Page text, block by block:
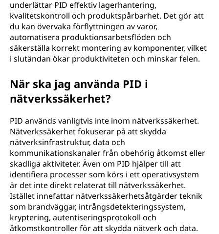
underlättar PID effektiv lagerhantering,
kvalitetskontroll och produktspårbarhet. Det gör att
du kan övervaka förflyttningen av varor,
automatisera produktionsarbetsflöden och
säkerställa korrekt montering av komponenter, vilket
i slutändan ökar produktiviteten och minskar felen.
När ska jag använda PID i
nätverkssäkerhet?
PID används vanligtvis inte inom nätverkssäkerhet.
Nätverkssäkerhet fokuserar på att skydda
nätverksinfrastruktur, data och
kommunikationskanaler från obehörig åtkomst eller
skadliga aktiviteter. Även om PID hjälper till att
identifiera processer som körs i ett operativsystem
är det inte direkt relaterat till nätverkssäkerhet.
Istället innefattar nätverkssäkerhetsåtgärder teknik
som brandväggar, intrångsdetekteringssystem,
kryptering, autentiseringsprotokoll och
åtkomstkontroller för att skydda nätverk och data.